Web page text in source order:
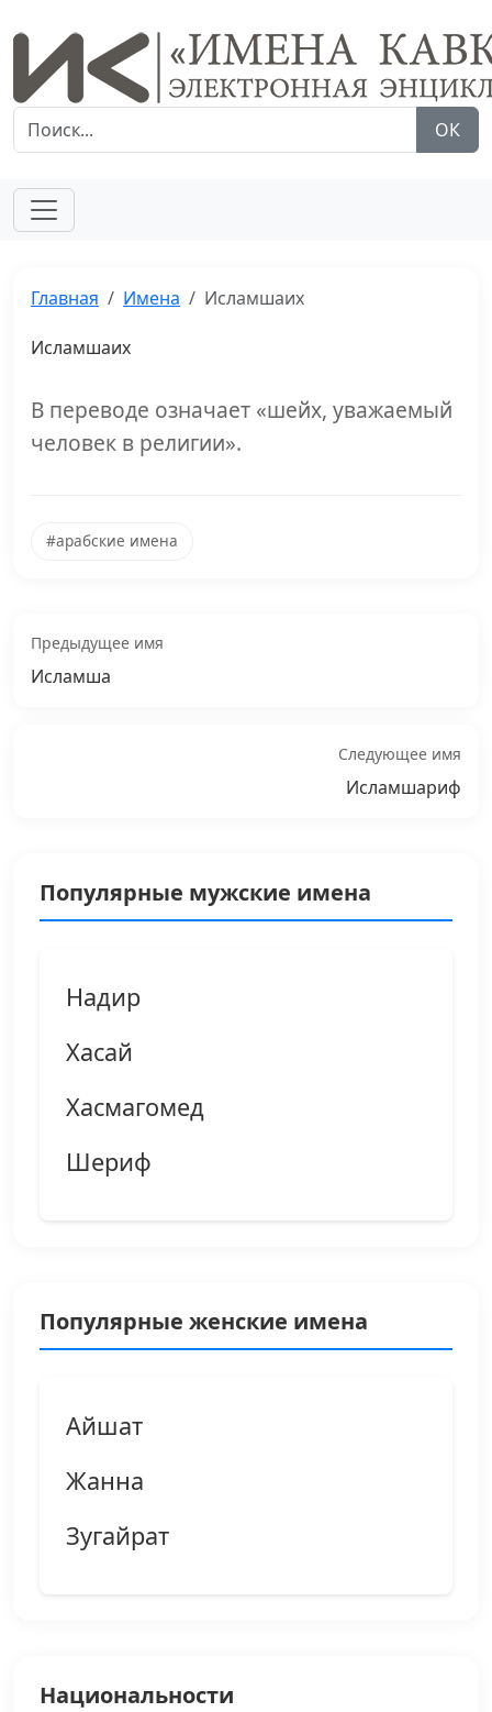
ОК
Главная Имена Исламшаих
Исламшаих
В переводе означает «шейх, уважаемый
человек в религии».
#арабские имена
Предыдущее имя
Исламша
Следующее имя
Исламшариф
Популярные мужские имена
Надир
Хасай
Хасмагомед
Шериф
Популярные женские имена
Айшат
Жанна
Зугайрат
Национальности